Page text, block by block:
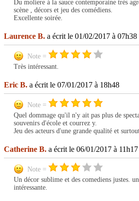
Du moliere à la sauce contemporaine très
scène , décors et jeu des comédiens.
Excellente soirée.
Laurence B. a écrit le 01/02/2017 à 07h38
Note =
Très intéressant.
Eric B. a écrit le 07/01/2017 à 18h48
Note =
Quel dommage qu'il n'y ait pas plus de
souvenirs d'école et courrez y.
Jeu des acteurs d'une grande qualité et
Catherine B. a écrit le 06/01/2017 à 11h17
Note =
Un décor sublime et des comediens justes.
intéressante.